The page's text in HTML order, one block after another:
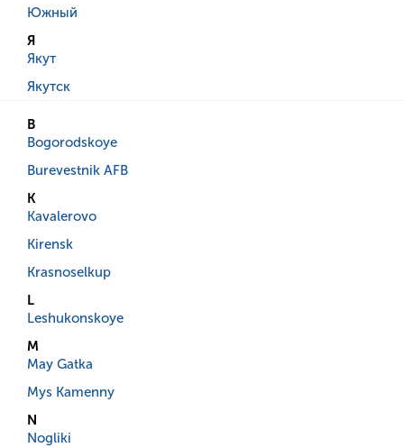
Южный
Я
Якут
Якутск
B
Bogorodskoye
Burevestnik AFB
K
Kavalerovo
Kirensk
Krasnoselkup
L
Leshukonskoye
M
May Gatka
Mys Kamenny
N
Nogliki